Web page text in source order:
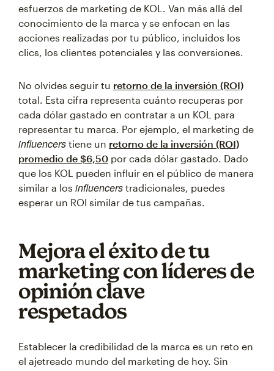
esfuerzos de marketing de KOL. Van más allá del
conocimiento de la marca y se enfocan en las
acciones realizadas por tu público, incluidos los
clics, los clientes potenciales y las conversiones.
No olvides seguir tu retorno de la inversión (ROI)
total. Esta cifra representa cuánto recuperas por
cada dólar gastado en contratar a un KOL para
representar tu marca. Por ejemplo, el marketing de
influencers tiene un retorno de la inversión (ROI)
promedio de $6,50 por cada dólar gastado. Dado
que los KOL pueden influir en el público de manera
similar a los influencers tradicionales, puedes
esperar un ROI similar de tus campañas.
Mejora el éxito de tu
marketing con líderes de
opinión clave
respetados
Establecer la credibilidad de la marca es un reto en
el ajetreado mundo del marketing de hoy. Sin